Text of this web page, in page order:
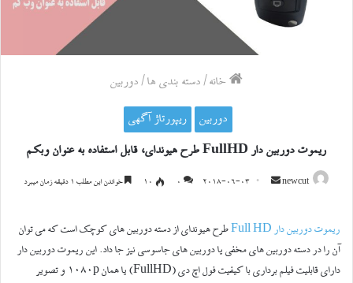
خانه / دسته بندی ها / دوربین
دوربین ریپورتاژ آگهی
ریموت دوربین دار FullHD طرح هیوندای، قابل استفاده به عنوان وبکم
newcut
ارسال
2018-06-03
0 ۱۰ خواندن این مطلب 1 دقیقه زمان میبرد
ریموت دوربین دار Full HD
طرح هیوندای از دسته دوربین های کوچک است که می توان
آن را در دسته دوربین های مخفی یا دوربین های جاسوسی نیز جا داد. این ریموت دوربین دار
دارای قابلیت فیلم برداری با کیفیت فول اچ دی (FullHD) یا همان ۱۰۸۰p و تصویر